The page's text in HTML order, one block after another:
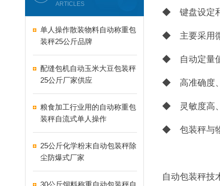
ARTICLES
单人操作散装物料自动称重包
装秤25公斤品牌
配缝包机自动玉米大豆包装秤
25公斤厂家供应
粮食加工行业用的自动称重包
装秤自流式单人操作
25公斤化学粉末自动包装秤除
尘防爆式厂家
30公斤饲料称重自动包装秤自
◆ 键盘设定
◆ 主要采用
◆ 自动定量
◆ 高准确度、
◆ 灵敏度高、
◆ 包装秤与物
自动包装秤技